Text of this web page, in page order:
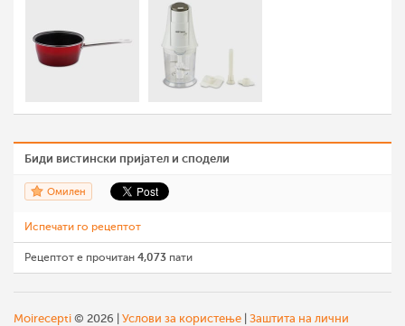
Биди вистински пријател и сподели
Омилен
Испечати го рецептот
Рецептот е прочитан 4,073 пати
Moirecepti © 2026 | Услови за користење Заштита на лични